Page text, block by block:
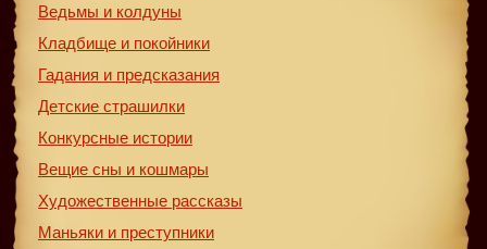
Ведьмы и колдуны
Кладбище и покойники
Гадания и предсказания
Детские страшилки
Конкурсные истории
Вещие сны и кошмары
Художественные рассказы
Маньяки и преступники